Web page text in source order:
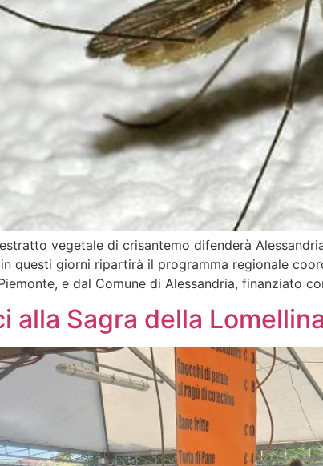
vegetale di crisantemo difenderà
questi giorni ripartirà il programma regionale
e dal Comune di Alessandria, finanziato
alla Sagra della Lomellina